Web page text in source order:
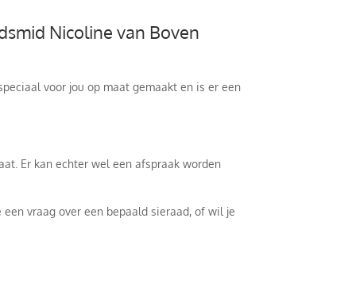
Nicoline van Boven
voor jou op maat gemaakt en is er een
Er kan echter wel een afspraak worden
een vraag over een bepaald sieraad, of wil je